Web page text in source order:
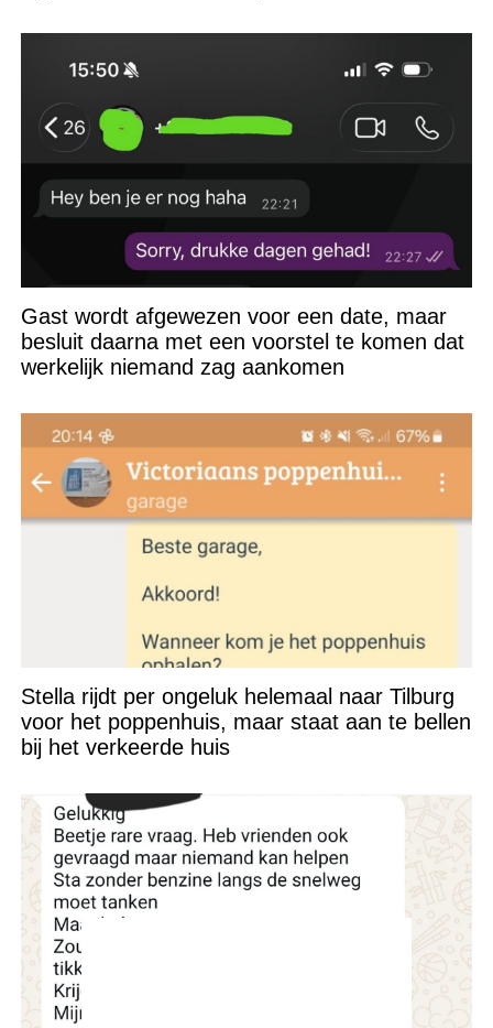
Gast wordt afgewezen voor een date, maar
besluit daarna met een voorstel te komen dat
werkelijk niemand zag aankomen
Stella rijdt per ongeluk helemaal naar Tilburg
voor het poppenhuis, maar staat aan te bellen
bij het verkeerde huis